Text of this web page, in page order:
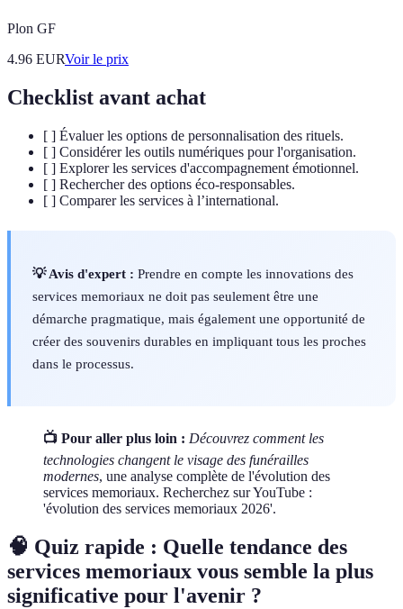
Plon GF
4.96 EURVoir le prix
Checklist avant achat
[ ] Évaluer les options de personnalisation des rituels.
[ ] Considérer les outils numériques pour l'organisation.
[ ] Explorer les services d'accompagnement émotionnel.
[ ] Rechercher des options éco-responsables.
[ ] Comparer les services à l’international.
💡 Avis d'expert : Prendre en compte les innovations des
services memoriaux ne doit pas seulement être une
démarche pragmatique, mais également une opportunité de
créer des souvenirs durables en impliquant tous les proches
dans le processus.
📺 Pour aller plus loin : Découvrez comment les
technologies changent le visage des funérailles
modernes, une analyse complète de l'évolution des
services memoriaux. Recherchez sur YouTube :
'évolution des services memoriaux 2026'.
🧠 Quiz rapide : Quelle tendance des
services memoriaux vous semble la plus
significative pour l'avenir ?